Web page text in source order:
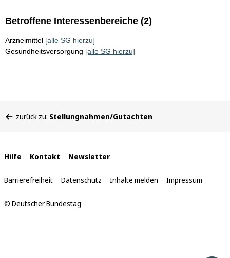
Betroffene Interessenbereiche (2)
Arzneimittel [alle SG hierzu]
Gesundheitsversorgung [alle SG hierzu]
befinden
zurück zu: Stellungnahmen/Gutachten
Interne
Links
Hilfe Kontakt Newsletter
Barrierefreiheit Datenschutz Inhalte melden Impressum
© Deutscher Bundestag